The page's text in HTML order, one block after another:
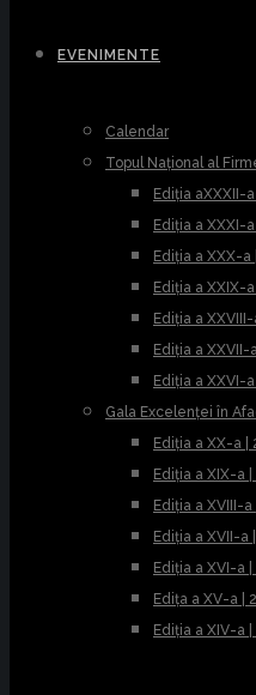
EVENIMENTE
Calendar
Topul Național al
Ediția aXXXII-
Ediția a XXXI-
Ediția a XXX-a
Ediția a XXIX-
Ediția a
Ediția a XXVII-
Ediția a XXVI-
Gala Excelenței în
Ediția a XX-a |
Ediția a XIX-a |
Ediția a XVIII-
Ediția a XVII-a
Ediția a XVI-a |
Edița a XV-a |
Ediția a XIV-a |